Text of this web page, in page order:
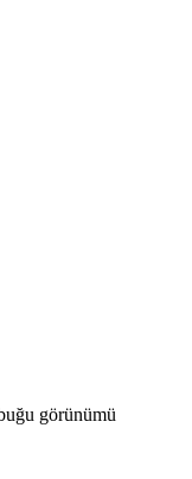
görünümü